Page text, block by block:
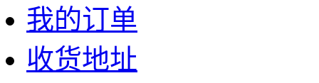
我的订单
收货地址